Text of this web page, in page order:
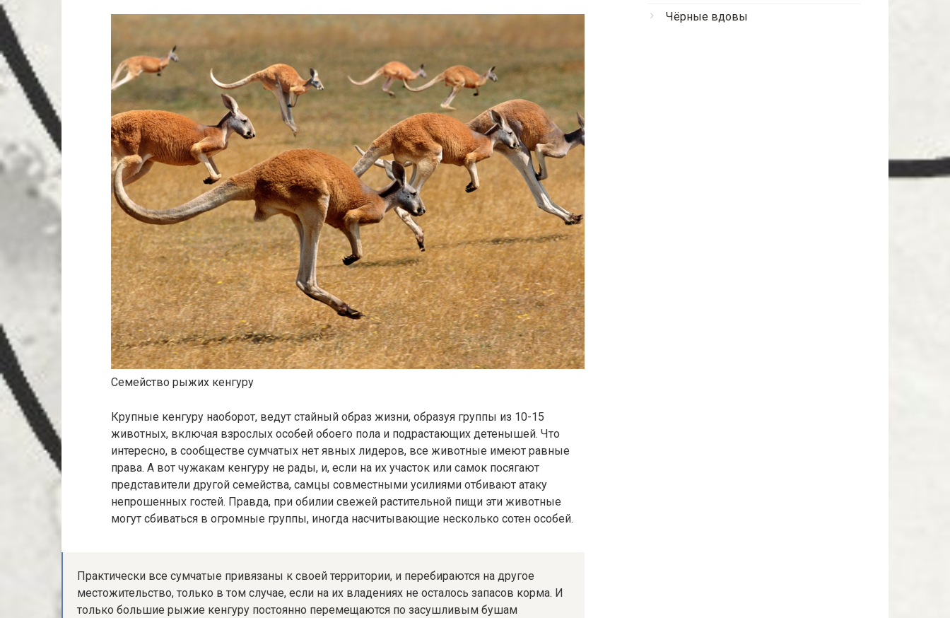
Семейство рыжих кенгуру
Крупные кенгуру наоборот, ведут стайный образ жизни, образуя группы из 10-15
животных, включая взрослых особей обоего пола и подрастающих детенышей. Что
интересно, в сообществе сумчатых нет явных лидеров, все животные имеют равные
права. А вот чужакам кенгуру не рады, и, если на их участок или самок посягают
представители другой семейства, самцы совместными усилиями отбивают атаку
непрошенных гостей. Правда, при обилии свежей растительной пищи эти животные
могут сбиваться в огромные группы, иногда насчитывающие несколько сотен особей.
Практически все сумчатые привязаны к своей территории, и перебираются на другое
местожительство, только в том случае, если на их владениях не осталось запасов корма. И
только большие рыжие кенгуру постоянно перемещаются по засушливым бушам
Чёрные вдовы